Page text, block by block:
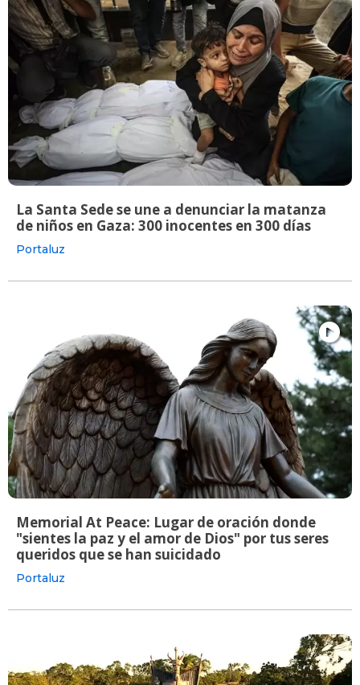
La Santa Sede se une a denunciar la matanza
de niños en Gaza: 300 inocentes en 300 días
Portaluz
Memorial At Peace: Lugar de oración donde
"sientes la paz y el amor de Dios" por tus seres
queridos que se han suicidado
Portaluz